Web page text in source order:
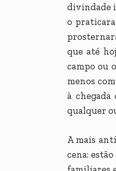
divindade
o
que até
campo ou
menos
à
qualquer
A mais
cena: